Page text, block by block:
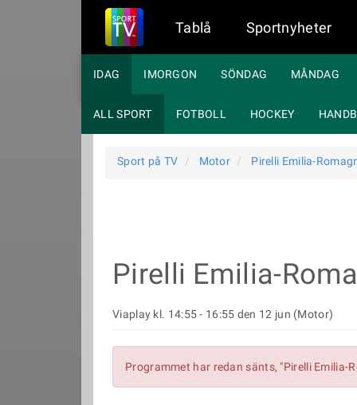
Tablå Sportnyheter
IDAG IMORGON SÖNDAG MÅNDAG
ALL SPORT FOTBOLL HOCKEY
Sport på TV Motor Pirelli Emilia-
Pirelli Emilia-
Viaplay kl. 14:55 - 16:55 den 12 jun (Motor)
Programmet har redan sänts, "Pirelli Emilia-